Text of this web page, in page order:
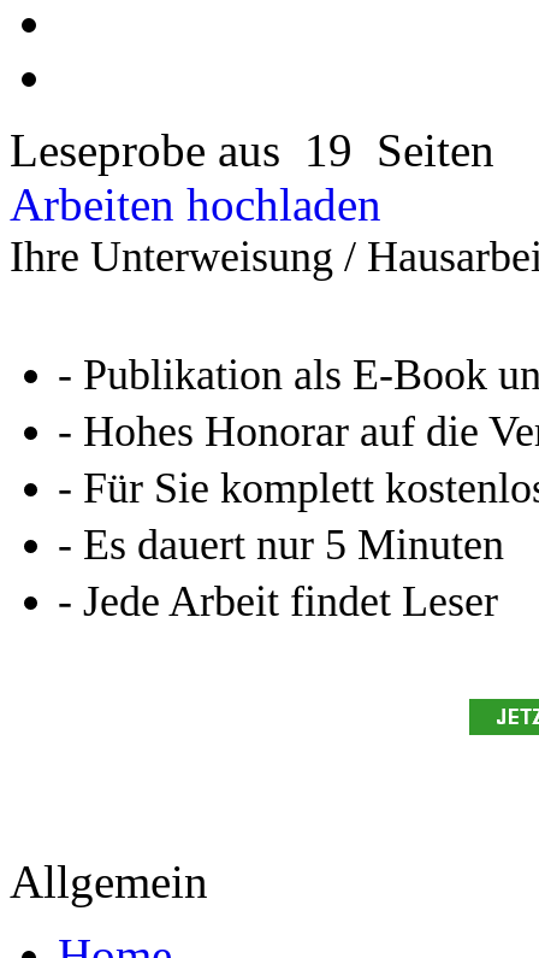
Leseprobe aus 19 Seiten
Arbeiten hochladen
Ihre Unterweisung /
- Publikation als E-Book
- Hohes Honorar auf die
- Für Sie komplett
- Es dauert nur 5 Minuten
- Jede Arbeit findet Leser
Allgemein